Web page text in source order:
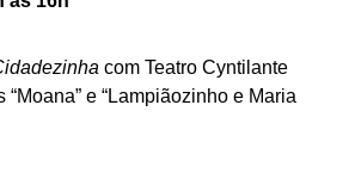
com Teatro Cyntilante
e “Lampiãozinho e Maria